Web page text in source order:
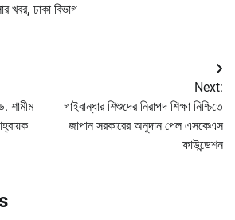
খবর, ঢাকা বিভাগ
শামীম
Next:
গাইবান্ধার শিশুদের নিরাপদ শিক্ষা নিশ্চিতে
জাপান সরকারের অনুদান পেল এসকেএস
ফাউন্ডেশন